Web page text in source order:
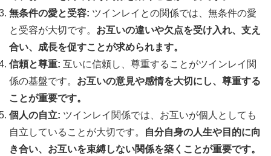
無条件の愛と受容: ツインレイとの関係では、無条件の愛
と受容が大切です。 お互いの違いや欠点を受け入れ、支え
合い、成長を促すことが求められます。
信頼と尊重: 互いに信頼し、尊重することがツインレイ関
係の基盤です。 お互いの意見や感情を大切にし、尊重する
ことが重要です。
個人の自立: ツインレイ関係では、お互いが個人としても
自立していることが大切です。
自分自身の人生や目的に向
き合い、お互いを束縛しない関係を築くことが重要です。